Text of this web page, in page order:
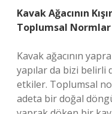
Kavak Ağacının
Toplumsal
Kavak ağacının
yapılar da bizi belirli
etkiler. Toplumsal
adeta bir doğal